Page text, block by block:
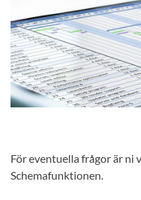
För eventuella frågor är ni
Schemafunktionen.